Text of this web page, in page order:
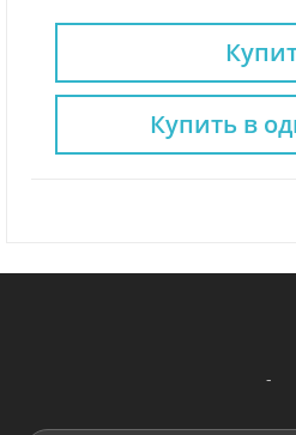
Купить в
-